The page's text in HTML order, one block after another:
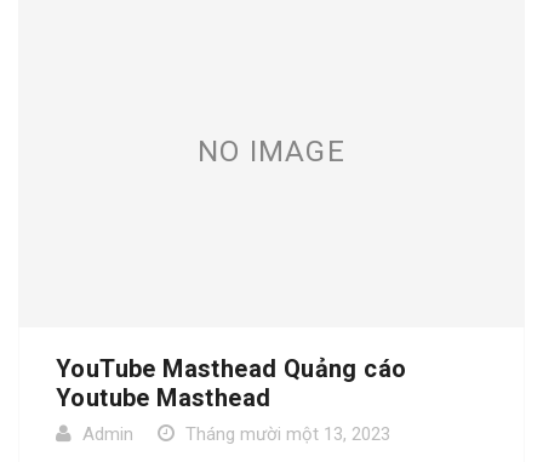
NO IMAGE
YouTube Masthead Quảng cáo
Youtube Masthead
Admin Tháng mười một 13, 2023